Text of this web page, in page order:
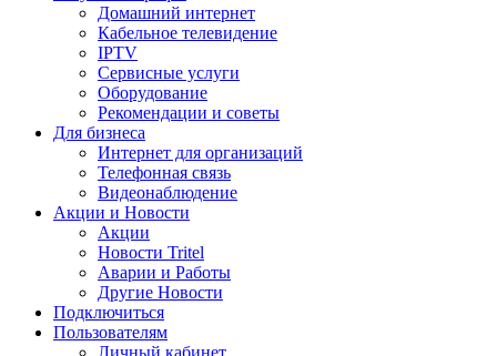
Домашний интернет
Кабельное телевидение
IPTV
Сервисные услуги
Оборудование
Рекомендации и советы
Для бизнеса
Интернет для организаций
Телефонная связь
Видеонаблюдение
Акции и Новости
Акции
Новости Tritel
Аварии и Работы
Другие Новости
Подключиться
Пользователям
Личный кабинет